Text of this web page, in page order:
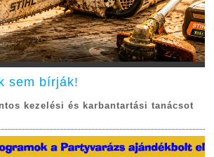
sem bírják!
kezelési és karbantartási tanácsot